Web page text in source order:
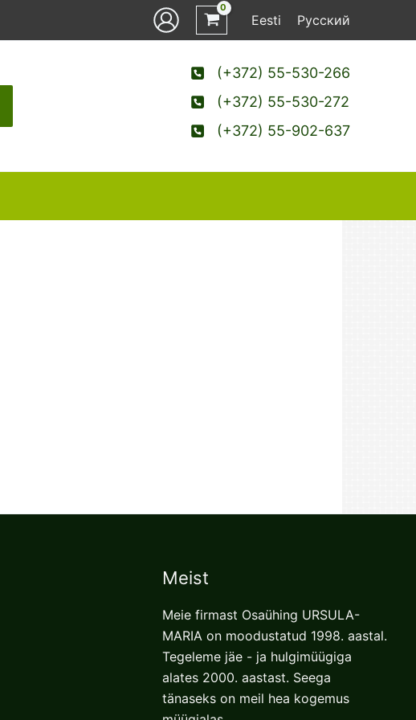
Eesti Русский
(+372) 55-530-266
(+372) 55-530-272
(+372) 55-902-637
Meist
Meie firmast Osaühing URSULA-
MARIA on moodustatud 1998. aastal.
Tegeleme jäe - ja hulgimüügiga
alates 2000. aastast. Seega
tänaseks on meil hea kogemus